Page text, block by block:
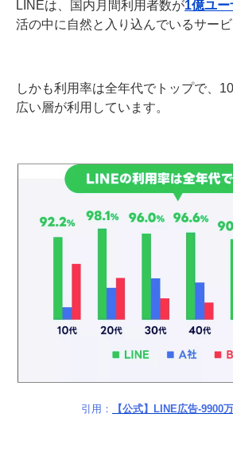
LINEは、国内月間利用者数が1億ユ
活の中に自然と入り込んでいるサービ
しかも利用率は全年代でトップで、
広い層が利用しています。
引用： 【公式】LINE広告-9900